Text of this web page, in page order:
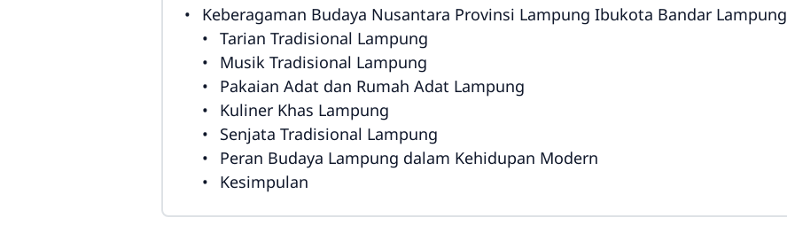
Keberagaman Budaya Nusantara Provinsi Lampung Ibukota Bandar Lampung
Tarian Tradisional Lampung
Musik Tradisional Lampung
Pakaian Adat dan Rumah Adat Lampung
Kuliner Khas Lampung
Senjata Tradisional Lampung
Peran Budaya Lampung dalam Kehidupan Modern
Kesimpulan